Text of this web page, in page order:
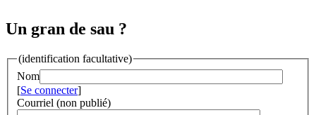
Un gran de sau ?
(identification facultative)
Nom
[Se connecter]
Courriel (non publié)